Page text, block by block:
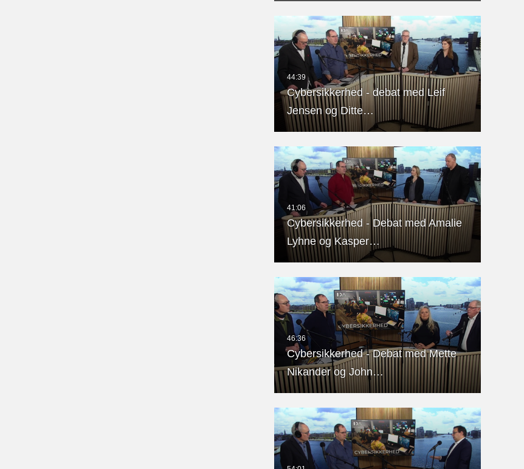
Cybersikkerhed - debat med Leif
Jensen og Ditte…
Cybersikkerhed - Debat med Amalie
Lyhne og Kasper…
Cybersikkerhed - Debat med Mette
Nikander og John…